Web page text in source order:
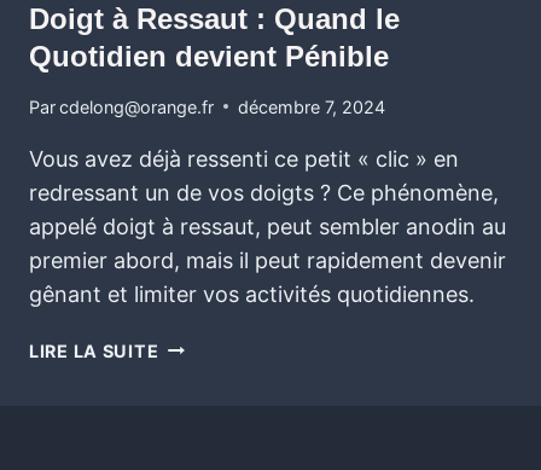
Doigt à Ressaut : Quand le
Quotidien devient Pénible
Parcdelong@orange.fr décembre 7, 2024
Vous avez déjà ressenti ce petit « clic » en
redressant un de vos doigts ? Ce phénomène,
appelé doigt à ressaut, peut sembler anodin au
premier abord, mais il peut rapidement devenir
gênant et limiter vos activités quotidiennes.
LIRE LA SUITE